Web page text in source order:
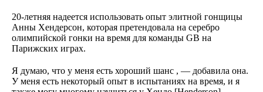
20-летняя надеется использовать опыт элитной гонщицы
Анны Хендерсон, которая претендовала на серебро
олимпийской гонки на время для команды GB на
Парижских играх.
Я думаю, что у меня есть хороший шанс , — добавила она.
У меня есть некоторый опыт в испытаниях на время, и я